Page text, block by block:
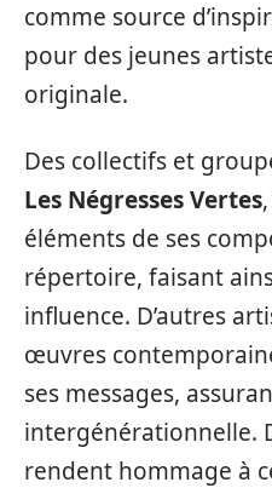
comme source
pour des jeunes
originale.
Des collectifs et
Les Négresses Vertes
éléments de ses
répertoire, faisant
influence. D’autres
œuvres
ses messages,
intergénérationnelle.
rendent hommage à